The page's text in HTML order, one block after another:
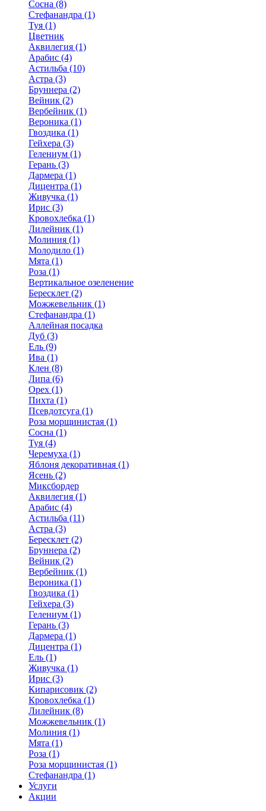
Сосна (8)
Стефанандра (1)
Туя (1)
Цветник
Аквилегия (1)
Арабис (4)
Астильба (10)
Астра (3)
Бруннера (2)
Вейник (2)
Вербейник (1)
Вероника (1)
Гвоздика (1)
Гейхера (3)
Гелениум (1)
Герань (3)
Дармера (1)
Дицентра (1)
Живучка (1)
Ирис (3)
Кровохлебка (1)
Лилейник (1)
Молиния (1)
Молодило (1)
Мята (1)
Роза (1)
Вертикальное озеленение
Бересклет (2)
Можжевельник (1)
Стефанандра (1)
Аллейная посадка
Дуб (3)
Ель (9)
Ива (1)
Клен (8)
Липа (6)
Орех (1)
Пихта (1)
Псевдотсуга (1)
Роза морщинистая (1)
Сосна (1)
Туя (4)
Черемуха (1)
Яблоня декоративная (1)
Ясень (2)
Миксбордер
Аквилегия (1)
Арабис (4)
Астильба (11)
Астра (3)
Бересклет (2)
Бруннера (2)
Вейник (2)
Вербейник (1)
Вероника (1)
Гвоздика (1)
Гейхера (3)
Гелениум (1)
Герань (3)
Дармера (1)
Дицентра (1)
Ель (1)
Живучка (1)
Ирис (3)
Кипарисовик (2)
Кровохлебка (1)
Лилейник (8)
Можжевельник (1)
Молиния (1)
Мята (1)
Роза (1)
Роза морщинистая (1)
Стефанандра (1)
Услуги
Акции